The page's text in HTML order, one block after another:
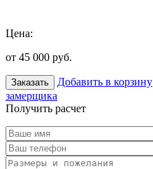
Цена:
от 45 000 руб.
Заказать Добавить в корзину
замерщика
Получить расчет